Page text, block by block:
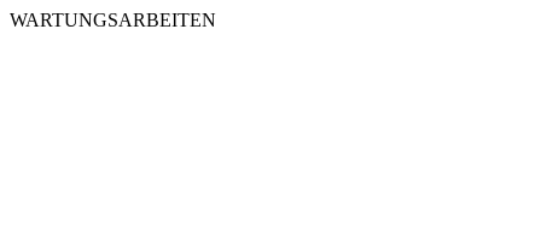
WARTUNGSARBEITEN